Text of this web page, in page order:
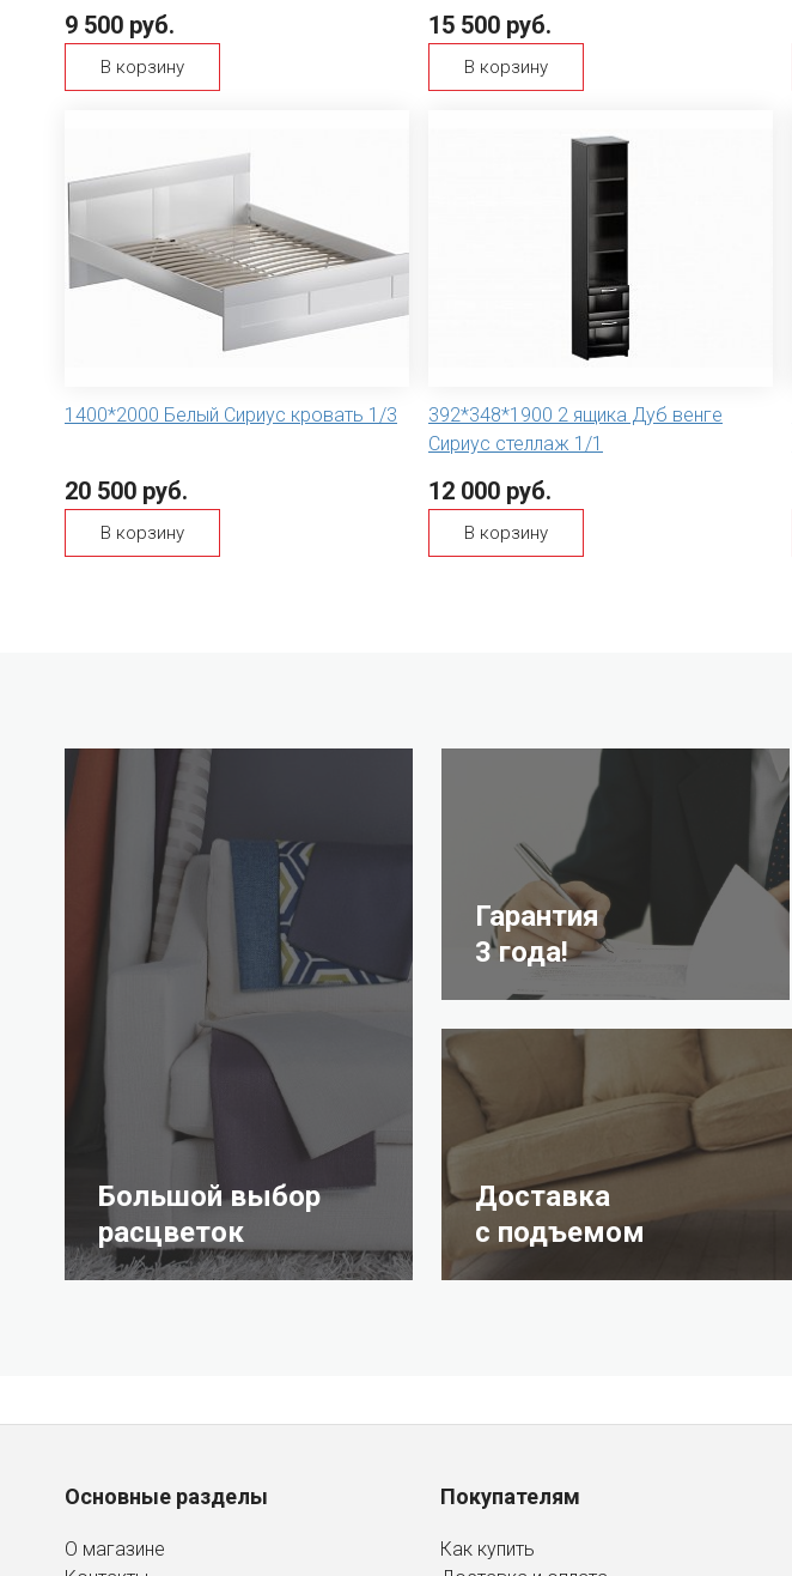
9 500 руб.
В корзину
15 500 руб.
В корзину
1400*2000 Белый Сириус кровать 1/3
20 500 руб.
В корзину
392*348*1900 2 ящика Дуб венге
Сириус стеллаж 1/1
12 000 руб.
В корзину
Большой выбор
расцветок
Гарантия
3 года!
Доставка
с подъемом
Основные разделы
О магазине
Покупателям
Как купить